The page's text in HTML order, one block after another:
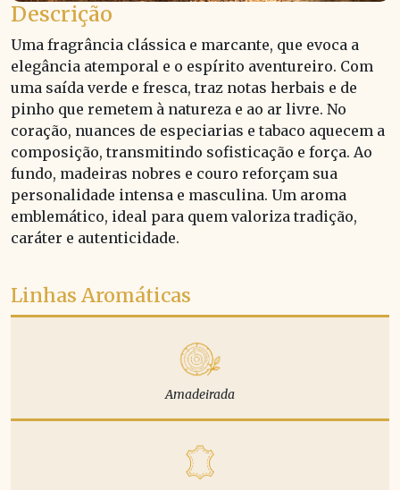
Descrição
Uma fragrância clássica e marcante, que evoca a
elegância atemporal e o espírito aventureiro. Com
uma saída verde e fresca, traz notas herbais e de
pinho que remetem à natureza e ao ar livre. No
coração, nuances de especiarias e tabaco aquecem a
composição, transmitindo sofisticação e força. Ao
fundo, madeiras nobres e couro reforçam sua
personalidade intensa e masculina. Um aroma
emblemático, ideal para quem valoriza tradição,
caráter e autenticidade.
Linhas Aromáticas
Amadeirada